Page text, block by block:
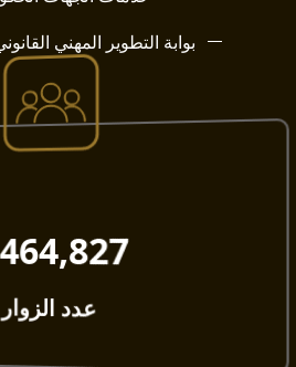
بوابة التطوير المهني
عدد الزوار